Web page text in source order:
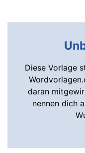
Diese Vorlage
daran
nennen dich